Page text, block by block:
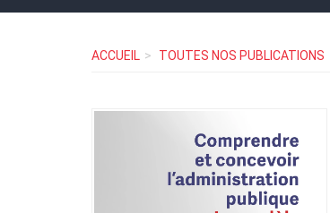
ACCUEIL TOUTES NOS PUBLICATIONS